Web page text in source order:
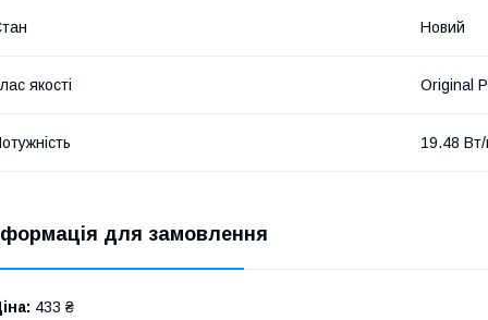
Новий
якості Original
19.48 Вт/
для замовлення
433 ₴